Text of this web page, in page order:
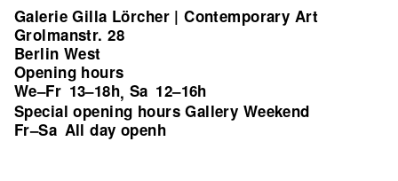
Galerie Gilla Lörcher | Contemporary Art
Grolmanstr. 28
Berlin West
Opening hours
We–Fr 13–18h, Sa 12–16h
Special opening hours Gallery Weekend
Fr–Sa All day openh